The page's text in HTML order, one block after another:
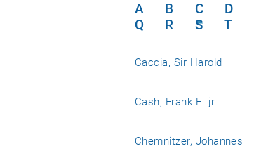
A B C D
Q
R S T
Caccia, Sir Harold
Cash, Frank E. jr.
Chemnitzer, Johannes